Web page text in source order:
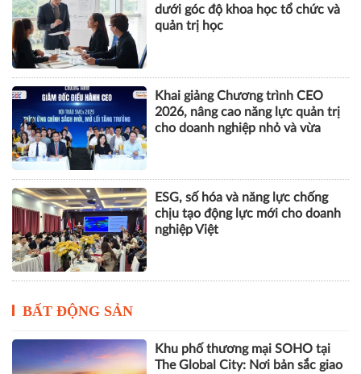
dưới góc độ khoa học tổ chức và
quản trị học
Khai giảng Chương trình CEO
2026, nâng cao năng lực quản trị
cho doanh nghiệp nhỏ và vừa
ESG, số hóa và năng lực chống
chịu tạo động lực mới cho doanh
nghiệp Việt
BẤT ĐỘNG SẢN
Khu phố thương mại SOHO tại
The Global City: Nơi bản sắc giao